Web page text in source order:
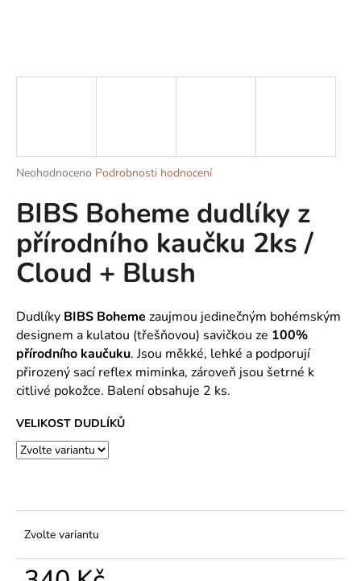
Průměrné
produktu
je
5
hvězdiček.
Neohodnoceno Podrobnosti hodnocení
BIBS Boheme dudlíky z
přírodního kaučku 2ks /
Cloud + Blush
Dudlíky BIBS Boheme zaujmou jedinečným bohémským
designem a kulatou (třešňovou) savičkou ze 100%
přírodního kaučuku. Jsou měkké, lehké a podporují
přirozený sací reflex miminka, zároveň jsou šetrné k
citlivé pokožce. Balení obsahuje 2 ks.
VELIKOST DUDLÍKŮ
Zvolte variantu
t
D
o
o
r
u
č
u
j
e
m
e